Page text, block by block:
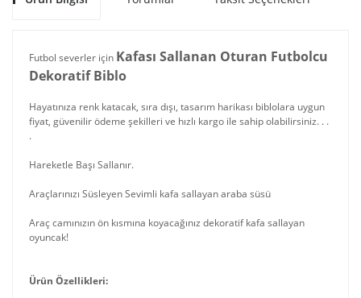
Futbol severler için Kafası Sallanan Oturan Futbolcu
Dekoratif Biblo
Hayatınıza renk katacak, sıra dışı, tasarım harikası biblolara uygun
fiyat, güvenilir ödeme şekilleri ve hızlı kargo ile sahip olabilirsiniz. . .
.
Hareketle Başı Sallanır.
Araçlarınızı Süsleyen Sevimli kafa sallayan araba süsü
Araç camınızın ön kısmına koyacağınız dekoratif kafa sallayan
oyuncak!
Ürün Özellikleri: